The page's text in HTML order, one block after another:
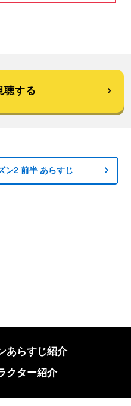
聴する
ン2 前半 あらすじ
あらすじ紹介
クター紹介